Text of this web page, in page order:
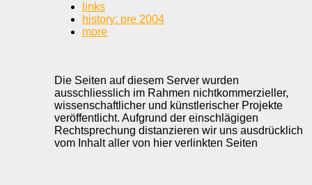
links
history: pre 2004
more
Die Seiten auf diesem Server wurden
ausschliesslich im Rahmen nichtkommerzieller,
wissenschaftlicher und künstlerischer Projekte
veröffentlicht. Aufgrund der einschlägigen
Rechtsprechung distanzieren wir uns ausdrücklich
vom Inhalt aller von hier verlinkten Seiten